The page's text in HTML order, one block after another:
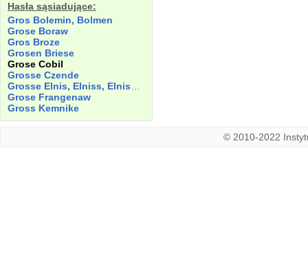
Hasła sąsiadujące:
Gros Bolemin, Bolmen
Grose Boraw
Gros Broze
Grosen Briese
Grose Cobil
Grosse Czende
Grose Frangenaw
Gross Kemnike
© 2010-2022